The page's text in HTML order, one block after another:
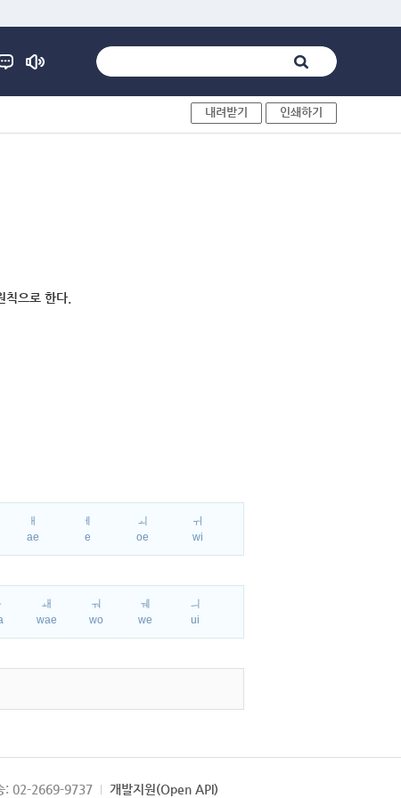
내려받기 인쇄하기
으로 한다.
ㅐ
ae
ㅔ
e
ㅚ
oe
ㅟ
wi
ㅙ
wae
ㅝ
wo
ㅞ
we
ㅢ
ui
: 02-2669-9737 개발지원(Open API)